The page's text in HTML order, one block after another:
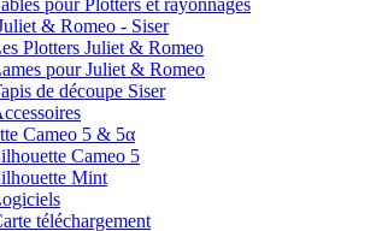
pour Plotters et rayonnages
& Romeo - Siser
Plotters Juliet & Romeo
pour Juliet & Romeo
de découpe Siser
Cameo 5 & 5α
Cameo 5
Mint
téléchargement